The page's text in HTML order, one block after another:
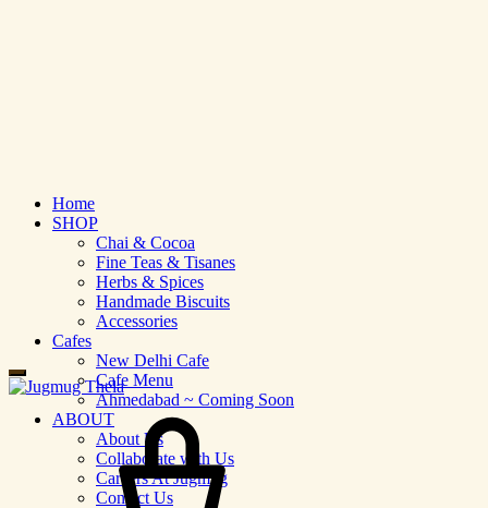
Home
SHOP
Chai & Cocoa
Fine Teas & Tisanes
Herbs & Spices
Handmade Biscuits
Accessories
Cafes
New Delhi Cafe
Cafe Menu
Ahmedabad ~ Coming Soon
ABOUT
About Us
Collaborate with Us
Careers At Jugmug
Contact Us